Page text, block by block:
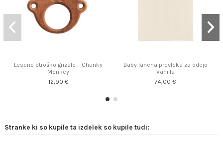
Leseno otroško grizalo – Chunky
Monkey
12,90 €
Baby lanena prevleka za odejo
Vanilla
74,00 €
Stranke ki so kupile ta izdelek so kupile tudi: